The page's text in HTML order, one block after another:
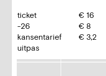
ticket € 16
-26
€ 8
kansentarief
uitpas
€ 3,2